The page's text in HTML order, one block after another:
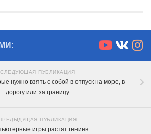
СЛЕДУЮЩАЯ ПУБЛИКАЦИЯ
нужно взять с собой в отпуск на море, в
дорогу или за границу
ПУБЛИКАЦИЯ
игры растят гениев